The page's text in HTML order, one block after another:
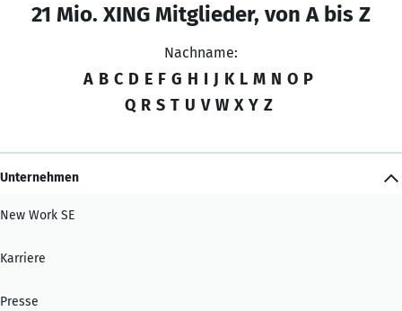
21 Mio. XING Mitglieder, von A bis Z
Nachname:
A B C D E F G H I J K L M N O P
Q R S T U V W X Y Z
Unternehmen
New Work SE
Karriere
Presse